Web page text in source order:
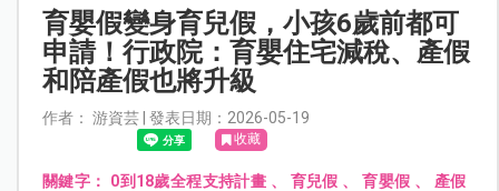
育嬰假變身育兒假，小孩6歲前都可
申請！行政院：育嬰住宅減稅、產假
和陪產假也將升級
作者： 游資芸 | 發表日期：2026-05-19
收藏
關鍵字： 0到18歲全程支持計畫 、 育兒假 、育嬰假 、 產假